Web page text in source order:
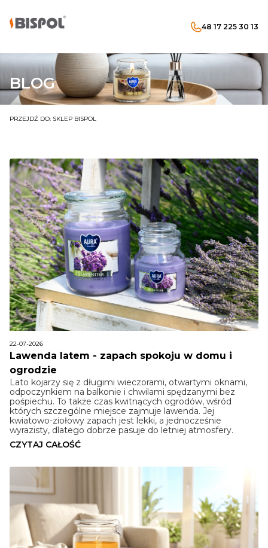
48 17 225 30 13
Menu Szukaj koszyk zaloguj się
BLOG
PRZEJDŹ DO: SKLEP BISPOL
22-07-2026
Lawenda latem - zapach spokoju w domu i
ogrodzie
Lato kojarzy się z długimi wieczorami, otwartymi oknami,
odpoczynkiem na balkonie i chwilami spędzanymi bez
pośpiechu. To także czas kwitnących ogrodów, wśród
których szczególne miejsce zajmuje lawenda. Jej
kwiatowo-ziołowy zapach jest lekki, a jednocześnie
wyrazisty, dlatego dobrze pasuje do letniej atmosfery.
CZYTAJ CAŁOŚĆ